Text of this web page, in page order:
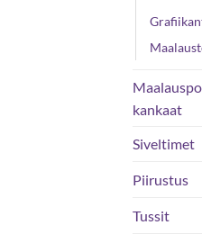
kankaat
Siveltimet
Piirustus
Tussit